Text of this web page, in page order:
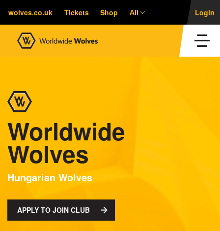
wolves.co.uk Tickets Shop All Login
Worldwide
Wolves
Hungarian Wolves
APPLY TO JOIN CLUB